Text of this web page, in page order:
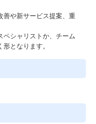
善や新サービス提案、重
ペシャリストか、チーム
となります。